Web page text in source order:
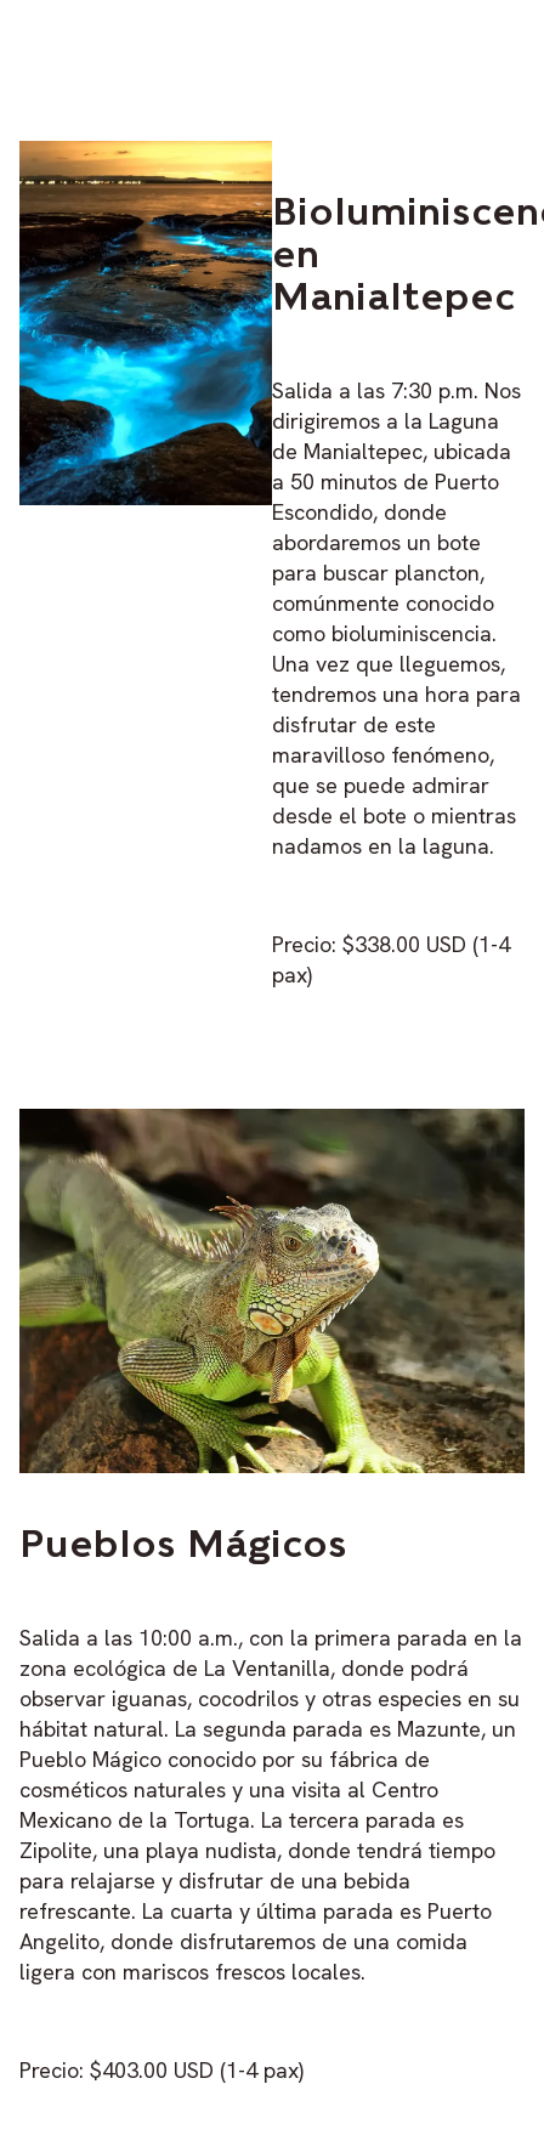
en
Manialtepec
Salida a las 7:30 p.m. Nos
dirigiremos a la Laguna
de Manialtepec, ubicada
a 50 minutos de Puerto
Escondido, donde
abordaremos un bote
para buscar plancton,
comúnmente conocido
como bioluminiscencia.
Una vez que lleguemos,
tendremos una hora para
disfrutar de este
maravilloso fenómeno,
que se puede admirar
desde el bote o mientras
nadamos en la laguna.
Precio: $338.00 USD (1-4
pax)
Pueblos Mágicos
Salida a las 10:00 a.m., con la primera parada en la
zona ecológica de La Ventanilla, donde podrá
observar iguanas, cocodrilos y otras especies en su
hábitat natural. La segunda parada es Mazunte, un
Pueblo Mágico conocido por su fábrica de
cosméticos naturales y una visita al Centro
Mexicano de la Tortuga. La tercera parada es
Zipolite, una playa nudista, donde tendrá tiempo
para relajarse y disfrutar de una bebida
refrescante. La cuarta y última parada es Puerto
Angelito, donde disfrutaremos de una comida
ligera con mariscos frescos locales.
Precio: $403.00 USD (1-4 pax)